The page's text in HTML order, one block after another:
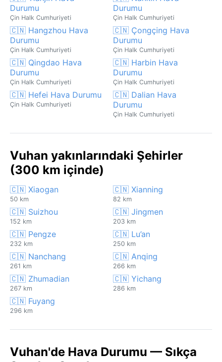
Durumu
Çin Halk Cumhuriyeti
Durumu
Çin Halk Cumhuriyeti
🇨🇳 Hangzhou Hava
Durumu
Çin Halk Cumhuriyeti
🇨🇳 Çongçing Hava
Durumu
Çin Halk Cumhuriyeti
🇨🇳 Qingdao Hava
Durumu
Çin Halk Cumhuriyeti
🇨🇳 Harbin Hava
Durumu
Çin Halk Cumhuriyeti
🇨🇳 Hefei Hava Durumu
Çin Halk Cumhuriyeti
🇨🇳 Dalian Hava
Durumu
Çin Halk Cumhuriyeti
Vuhan yakınlarındaki Şehirler
(300 km içinde)
🇨🇳 Xiaogan
50 km
🇨🇳 Xianning
82 km
🇨🇳 Suizhou
152 km
🇨🇳 Jingmen
203 km
🇨🇳 Pengze
232 km
🇨🇳 Lu’an
250 km
🇨🇳 Nanchang
261 km
🇨🇳 Anqing
266 km
🇨🇳 Zhumadian
267 km
🇨🇳 Yichang
286 km
🇨🇳 Fuyang
296 km
Vuhan'de Hava Durumu — Sıkça